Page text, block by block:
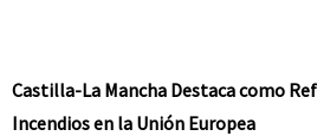
Castilla-La Mancha Destaca como
Incendios en la Unión Europea